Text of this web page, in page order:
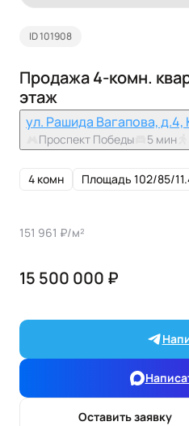
ID 101908
Продажа 4-комн.
этаж
ул. Рашида Вагапова, д.4,
Проспект Победы 5 мин
4 комн Площадь 102/85/
151 961 ₽/м²
15 500 000 ₽
Оставить заявку